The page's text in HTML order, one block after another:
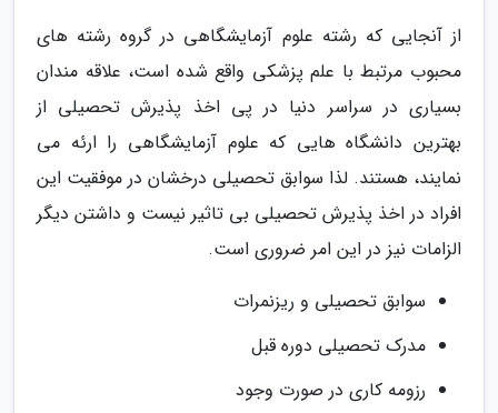
از آنجایی که رشته علوم آزمایشگاهی در گروه رشته های
محبوب مرتبط با علم پزشکی واقع شده است، علاقه مندان
بسیاری در سراسر دنیا در پی اخذ پذیرش تحصیلی از
بهترین دانشگاه هایی که علوم آزمایشگاهی را ارئه می
نمایند، هستند. لذا سوابق تحصیلی درخشان در موفقیت این
افراد در اخذ پذیرش تحصیلی بی تاثیر نیست و داشتن دیگر
الزامات نیز در این امر ضروری است.
سوابق تحصیلی و ریزنمرات
مدرک تحصیلی دوره قبل
رزومه کاری در صورت وجود